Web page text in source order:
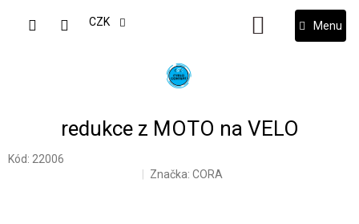
CZK
NÁKUPNÍ
KOŠÍK
redukce z MOTO na VELO
Kód: 22006
Značka:CORA